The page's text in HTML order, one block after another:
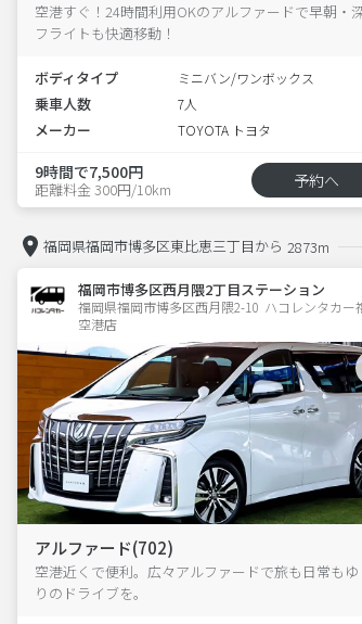
空港すぐ！24時間利用OKのアルファードで早朝・
フライトも快適移動！
ボディタイプ ミニバン/ワンボックス
乗車人数 7人
メーカー TOYOTA トヨタ
9時間で7,500円
距離料金 300円/10km 予約へ
福岡県福岡市博多区東比恵三丁目から 2873m
福岡市博多区西月隈2丁目ステーション
福岡県福岡市博多区西月隈2-10  ハコレンタカー
空港店
アルファード(702)
空港近くで便利。広々アルファードで旅も日常もゆ
りのドライブを。